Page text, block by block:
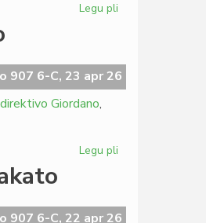
Legu pli
la
biblioteko
907 6-C, 23 apr 26
direktivo Giordano,
Legu pli
komisiito
907 6-C, 22 apr 26